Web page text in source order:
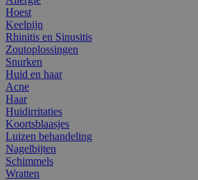
Hoest
Keelpijn
Rhinitis en Sinusitis
Zoutoplossingen
Snurken
Huid en haar
Acne
Haar
Huidirritaties
Koortsblaasjes
Luizen behandeling
Nagelbijten
Schimmels
Wratten